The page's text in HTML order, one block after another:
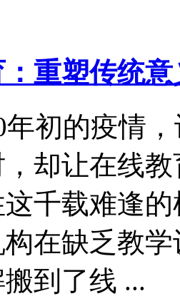
重塑传统
的疫情，
却让在线
千载难逢
在缺乏教
到了线 ...